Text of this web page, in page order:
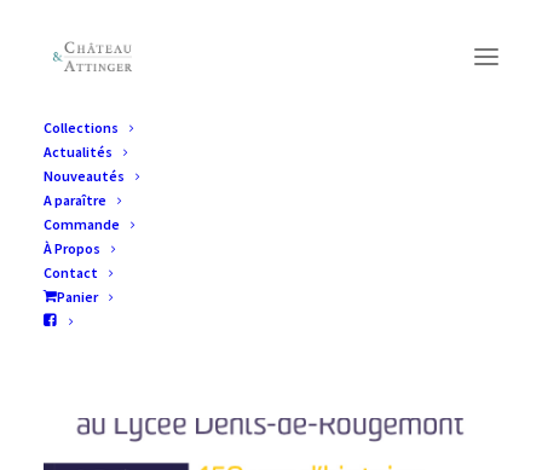
Collections
Actualités
Nouveautés
A paraître
Commande
À Propos
Contact
Panier